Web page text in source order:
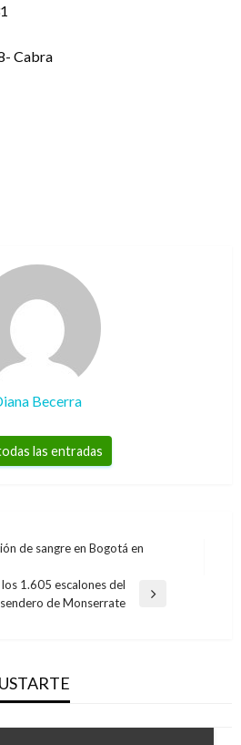
Cabra
Becerra
las entradas
de sangre en Bogotá en
1.605 escalones del
sendero de Monserrate